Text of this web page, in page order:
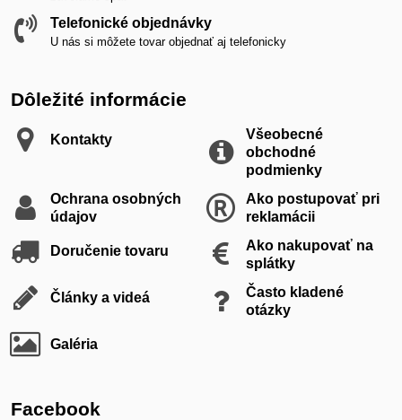
Telefonické objednávky
U nás si môžete tovar objednať aj telefonicky
Dôležité informácie
Kontakty
Všeobecné
obchodné
podmienky
Ochrana osobných
údajov
Ako postupovať pri
reklamácii
Doručenie tovaru
Ako nakupovať na
splátky
Články a videá
Často kladené
otázky
Galéria
Facebook